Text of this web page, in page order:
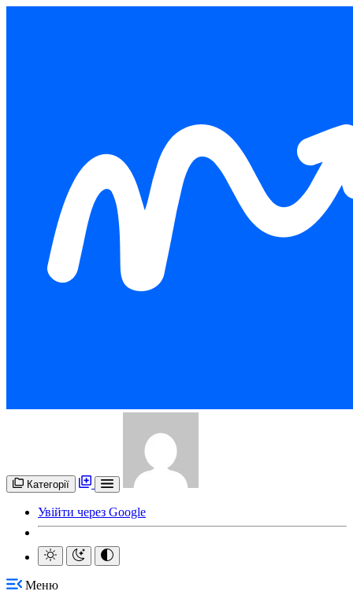
Категорії
Увійти через Google
Меню